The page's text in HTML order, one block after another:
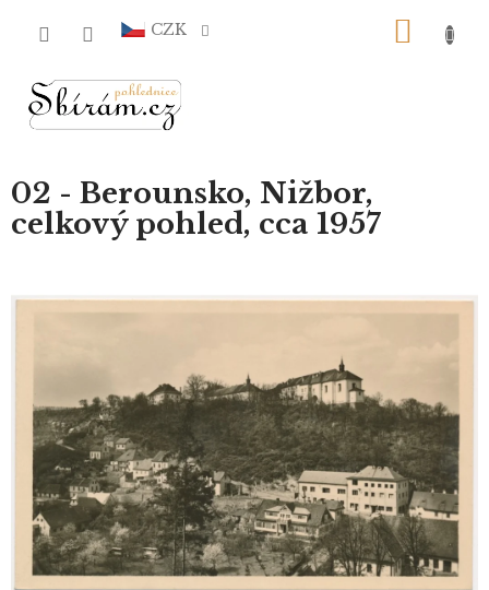
CZK
02 - Berounsko, Nižbor,
celkový pohled, cca 1957